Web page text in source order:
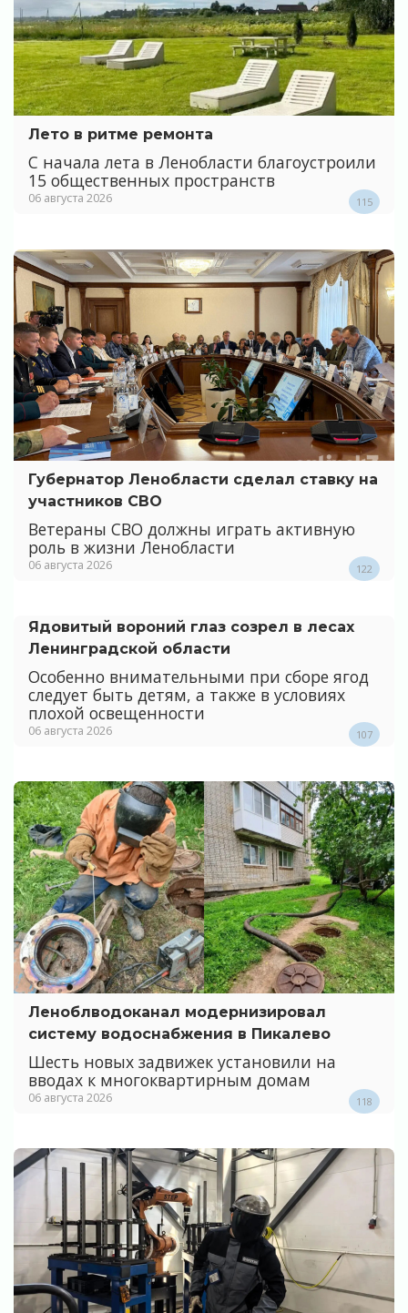
Лето в ритме ремонта
С начала лета в Ленобласти благоустроили
15 общественных пространств
06 августа 2026 115
Губернатор Ленобласти сделал ставку на
участников СВО
Ветераны СВО должны играть активную
роль в жизни Ленобласти
06 августа 2026 122
Ядовитый вороний глаз созрел в лесах
Ленинградской области
Особенно внимательными при сборе ягод
следует быть детям, а также в условиях
плохой освещенности
06 августа 2026 107
Леноблводоканал модернизировал
систему водоснабжения в Пикалево
Шесть новых задвижек установили на
вводах к многоквартирным домам
06 августа 2026 118